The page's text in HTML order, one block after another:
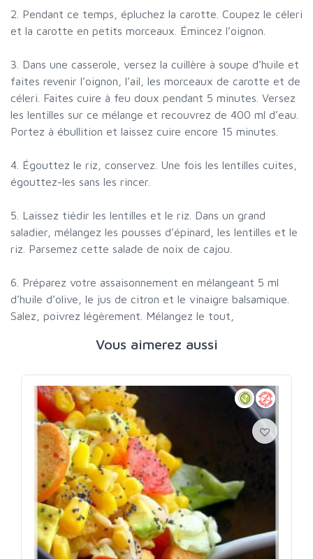
2. Pendant ce temps, épluchez la carotte. Coupez le céleri
et la carotte en petits morceaux. Émincez l’oignon.
3. Dans une casserole, versez la cuillère à soupe d’huile et
faites revenir l’oignon, l’ail, les morceaux de carotte et de
céleri. Faites cuire à feu doux pendant 5 minutes. Versez
les lentilles sur ce mélange et recouvrez de 400 ml d’eau.
Portez à ébullition et laissez cuire encore 15 minutes.
4. Égouttez le riz, conservez. Une fois les lentilles cuites,
égouttez-les sans les rincer.
5. Laissez tiédir les lentilles et le riz. Dans un grand
saladier, mélangez les pousses d’épinard, les lentilles et le
riz. Parsemez cette salade de noix de cajou.
6. Préparez votre assaisonnement en mélangeant 5 ml
d’huile d’olive, le jus de citron et le vinaigre balsamique.
Salez, poivrez légèrement. Mélangez le tout,
Vous aimerez aussi